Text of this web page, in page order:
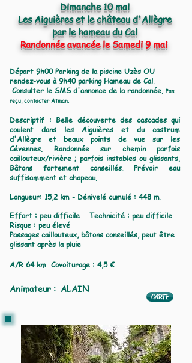
Dimanche 10 mai
Les Aiguières et le château d'Allègre
par le hameau du Cal
Randonnée avancée le Samedi 9 mai
Départ 9h00 Parking de la piscine Uzès OU
rendez-vous à 9h40 parking Hameau de Cal.
Consulter le SMS d'annonce de la randonnée. Pas
reçu, contacter Atman.
​Descriptif : Belle découverte des cascades qui
coulent dans les Aiguières et du castrum
d'Allègre et beaux points de vue sur les
Cévennes. Randonnée sur chemin parfois
caillouteux/rivière ; parfois instables ou glissants.
Bâtons fortement conseillés.Prévoir eau
suffisamment et chapeau.
Longueur: 15,2 km - Dénivelé cumulé : 448 m.
Effort : peu difficile Technicité : peu difficile
Risque : peu élevé
Passages caillouteux, bâtons conseillés, peut être
glissant après la pluie
A/R 64 km Covoiturage : 4,5 €
Animateur : ALAIN
CARTE